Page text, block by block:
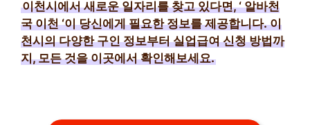
이천시에서 새로운 일자리를 찾고 있다면, ‘ 알바천
국 이천 ‘이 당신에게 필요한 정보를 제공합니다. 이
천시의 다양한 구인 정보부터 실업급여 신청 방법까
지, 모든 것을 이곳에서 확인해보세요.